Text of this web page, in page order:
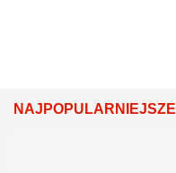
NAJPOPULARNIEJSZE